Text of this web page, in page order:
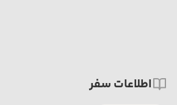
اطلاعات سفر